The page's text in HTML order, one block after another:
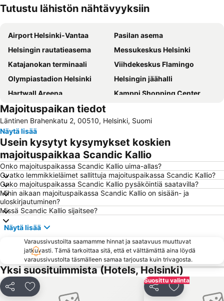
Tutustu lähistön nähtävyyksiin
Airport Helsinki-Vantaa
Pasilan asema
Helsingin rautatieasema
Messukeskus Helsinki
Katajanokan terminaali
Viihdekeskus Flamingo
Olympiastadion Helsinki
Helsingin jäähalli
Hartwall Areena
Kamppi Shopping Center
Linnanmäki
Vesipuisto Serena
Tikkurilan matkakeskus
Old Porvoo
Korkeasaari
Jumbo
Tuska Open Air Metal Festival
Länsisatama
Jätkäsaari
Kalasatama
Kaapelitehdas
Itis
Otaniemi
Kauppatori
Vuosaari
Shopping centre Iso Omena
Sörnäinen
Kampin linja-autoasema
Tiedekeskus Heureka
Kallio Church
Finlandia Hall
Munkkiniemi
Lönnrotinkatu
Espoon rautatieasema
Sello Shopping Mall
Majoituspaikan tiedot
Läntinen Brahenkatu 2, 00510, Helsinki, Suomi
Näytä lisää
Usein kysytyt kysymykset koskien
majoituspaikkaa Scandic Kallio
Onko majoituspaikassa Scandic Kallio uima-allas?
Ovatko lemmikkieläimet sallittuja majoituspaikassa Scandic Kallio?
Onko majoituspaikassa Scandic Kallio pysäköintiä saatavilla?
Mihin aikaan majoituspaikassa Scandic Kallio on sisään- ja
uloskirjautuminen?
Missä Scandic Kallio sijaitsee?
Näytä lisää
Varaussivustoilta saamamme hinnat ja saatavuus muuttuvat
jatkuvasti. Tämä tarkoittaa sitä, että et välttämättä aina löydä
varaussivustolta täsmälleen samaa tarjousta kuin trivagosta.
Yksi suosituimmista (Hotels, Helsinki)
Jaa Lisää suosikkeihin
Suosittu valinta
Jaa Lisää